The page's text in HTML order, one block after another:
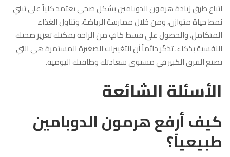
اتباع طرق زيادة هرمون الدوبامين بشكل صحي يعتمد كلياً على تبني
نمط حياة متوازن، ومن خلال ممارسة الرياضة، وتناول الغذاء
المتكامل، والحصول على قسط كافٍ من الراحة يمكنك تعزيز صحتك
النفسية بذكاء. تذكّر دائماً أن التغييرات الصغيرة المستمرة هي التي
تصنع الفرق الكبير في مستوى سعادتك وطاقتك اليومية.
الأسئلة الشائعة
كيف أرفع هرمون الدوبامين
طبيعياً؟